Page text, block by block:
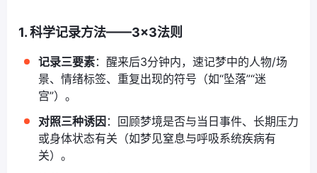
1. 科学记录方法——3×3法则
记录三要素：醒来后3分钟内，速记梦中的人物/场
景、情绪标签、重复出现的符号（如“坠落”“迷
宫”）。
对照三种诱因 ：回顾梦境是否与当日事件、长期压力
或身体状态有关（如梦见窒息与呼吸系统疾病有
关）。